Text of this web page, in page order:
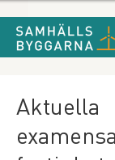
Aktuella